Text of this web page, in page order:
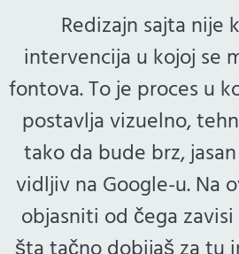
Redizajn sajta nije
intervencija u kojoj se
fontova. To je proces u
postavlja vizuelno,
tako da bude brz,
vidljiv na Google-u. Na
objasniti od čega